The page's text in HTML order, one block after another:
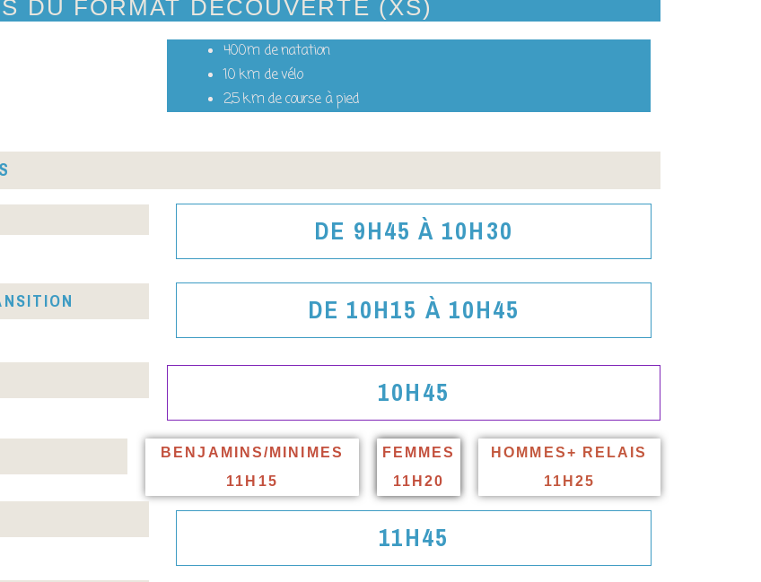
DU FORMAT DECOUVERTE (XS)
400m de natation
10 km de vélo
2,5 km de course à pied
DE 9H45 À 10H30
DE 10H15 À 10H45
10H45
BENJAMINS/MINIMES
11H15
FEMMES
11H20
HOMMES+ RELAIS
11H25
11H45